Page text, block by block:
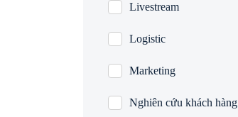
Livestream
Logistic
Marketing
Nghiên cứu khách hàng